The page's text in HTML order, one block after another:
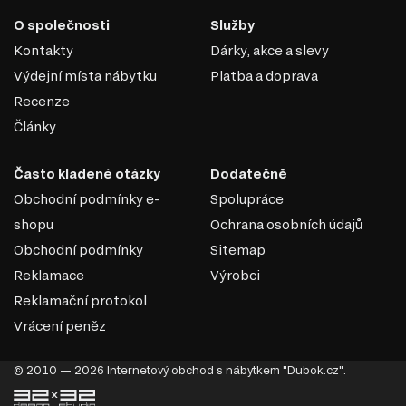
Úložný prostor
Nástěnné police a skříňky
MDF je jedním z nejoblíbenějších materiálů v
nábytkářském průmyslu. Vyrábí se z dřevěných vláken
O společnosti
Kontakty
Výdejní místa nábytku
Recenze
Články
Služby
Dárky, akce a slevy
Platba a doprava
Často kladené otázky
Obchodní podmínky e-
shopu
Obchodní podmínky
Reklamace
Reklamační protokol
Vrácení peněz
Dodatečně
Spolupráce
Ochrana osobních údajů
Sitemap
Výrobci
© 2010 — 2026 Internetový obchod s nábytkem "Dubok.cz".